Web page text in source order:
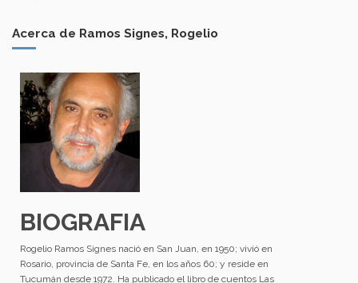
Acerca de Ramos Signes, Rogelio
BIOGRAFIA
Rogelio Ramos Signes nació en San Juan, en 1950; vivió en
Rosario, provincia de Santa Fe, en los años 60; y reside en
Tucumán desde 1972. Ha publicado el libro de cuentos Las